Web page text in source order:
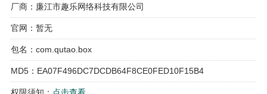
厂商：廉江市趣乐网络科技有限公司
官网：暂无
包名：com.qutao.box
MD5：EA07F496DC7DCDB64F8CE0FED10F15B4